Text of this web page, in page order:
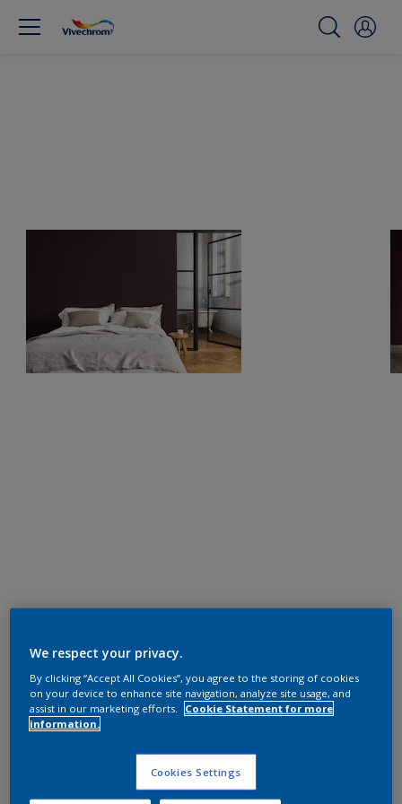
We respect your privacy.
By clicking “Accept All Cookies”, you agree to the storing of cookies
on your device to enhance site navigation, analyze site usage, and
assist in our marketing efforts.
Cookie Statement for more
information.
Cookies Settings